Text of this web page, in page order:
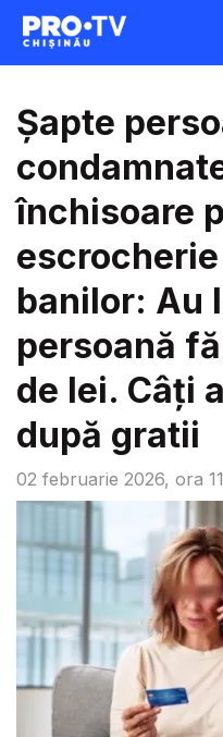
02 februarie 2026, ora
Șapte
închisoare
banilor: Au
persoană
de lei. Câți
după gratii